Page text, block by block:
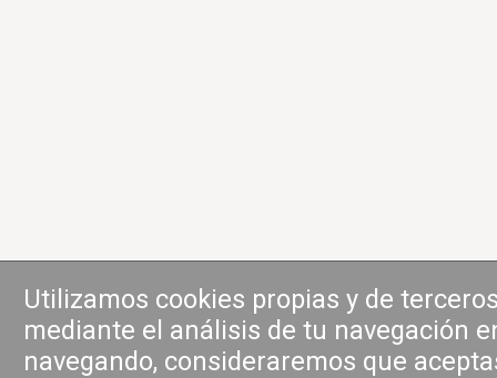
Utilizamos cookies propias y de
mediante el análisis de tu navegación
navegando, consideraremos que